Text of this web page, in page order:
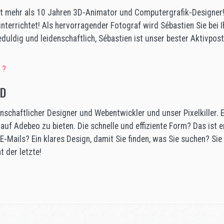
mehr als 10 Jahren 3D-Animator und Computergrafik-
Als hervorragender Fotograf wird Sébastien Sie bei
und leidenschaftlich, Sébastien ist unser bester
Designer und Webentwickler und unser Pixelkiller.
Adebeo zu bieten. Die schnelle und effiziente Form? Das ist
Mails? Ein klares Design, damit Sie finden, was Sie suchen?
der letzte!